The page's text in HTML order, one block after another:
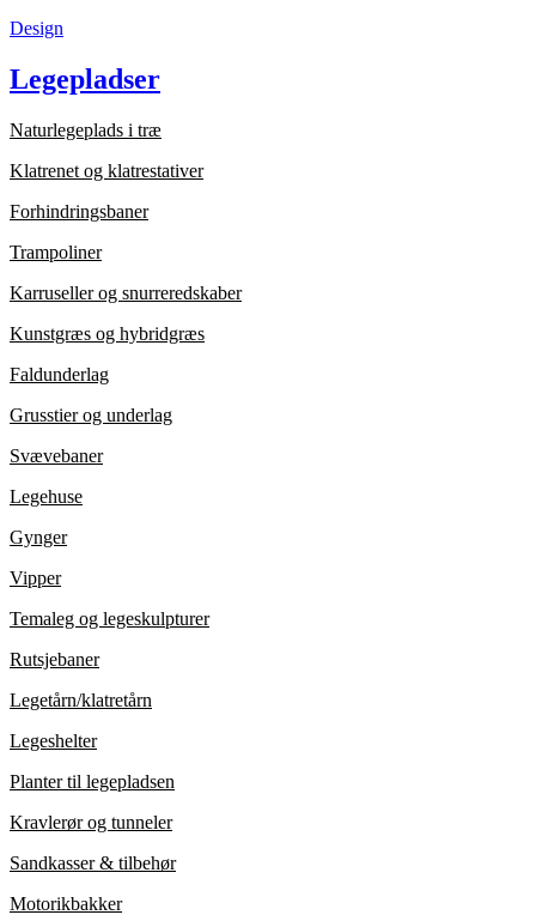
Design
Legepladser
Naturlegeplads i træ
Klatrenet og klatrestativer
Forhindringsbaner
Trampoliner
Karruseller og snurreredskaber
Kunstgræs og hybridgræs
Faldunderlag
Grusstier og underlag
Svævebaner
Legehuse
Gynger
Vipper
Temaleg og legeskulpturer
Rutsjebaner
Legetårn/klatretårn
Legeshelter
Planter til legepladsen
Kravlerør og tunneler
Sandkasser & tilbehør
Motorikbakker